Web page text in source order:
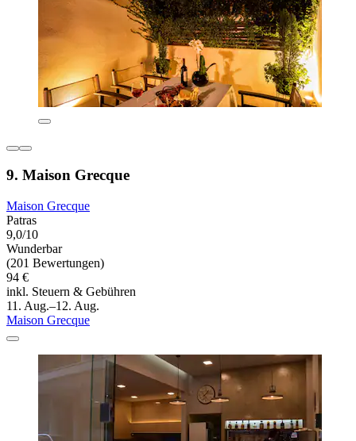
9. Maison Grecque
Maison Grecque
Patras
9,0/10
Wunderbar
(201 Bewertungen)
94 €
inkl. Steuern & Gebühren
11. Aug.–12. Aug.
Maison Grecque